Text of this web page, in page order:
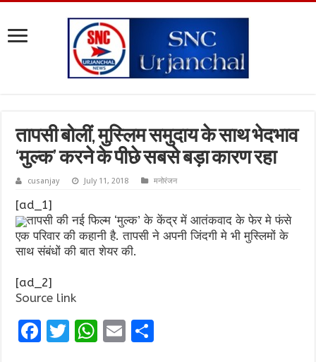
तापसी बोलीं, मुस्लिम समुदाय के साथ भेदभाव
‘मुल्क’ करने के पीछे सबसे बड़ा कारण रहा
cusanjay July 11, 2018 मनोरंजन
[ad_1]
तापसी की नई फिल्म ‘मुल्क’ के केंद्र में आतंकवाद के फेर मे फंसे
एक परिवार की कहानी है. तापसी ने अपनी जिंदगी मे भी मुस्लिमों के
साथ संबंधों की बात शेयर की.
[ad_2]
Source link
F
T
W E